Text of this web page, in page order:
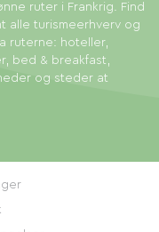
ruter i Frankrig. Find
alle turismeerhverv og
ruterne: hoteller,
bed & breakfast,
og steder at